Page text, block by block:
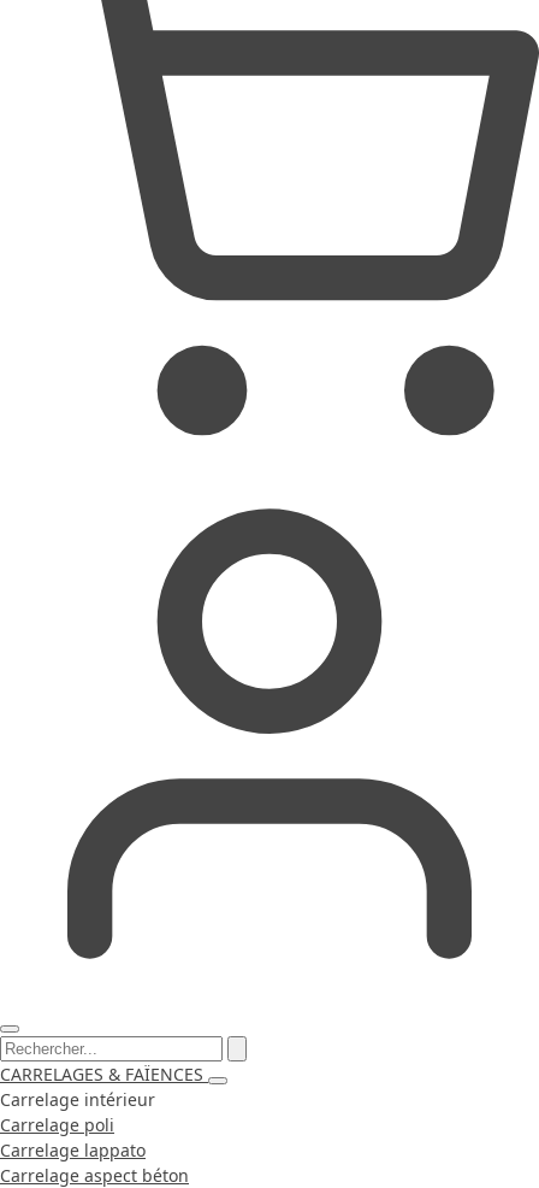
CARRELAGES & FAÏENCES
Carrelage intérieur
Carrelage poli
Carrelage lappato
Carrelage aspect béton